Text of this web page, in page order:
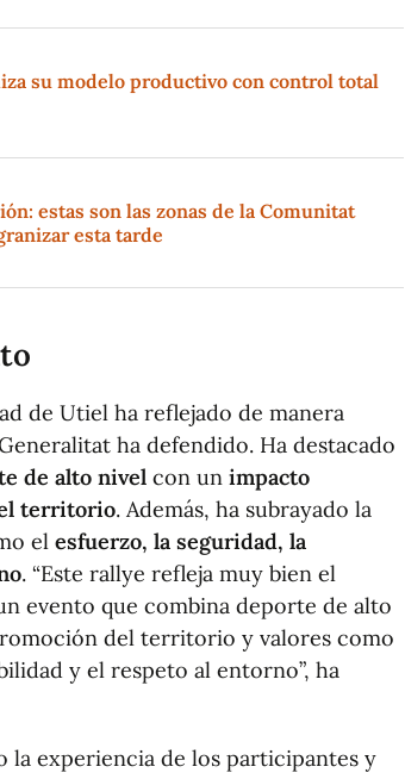
su modelo productivo con control total
estas son las zonas de la Comunitat
esta tarde
de Utiel ha reflejado de manera
ha defendido. Ha destacado
de alto nivel con un impacto
territorio. Además, ha subrayado la
el esfuerzo, la seguridad, la
. “Este rallye refleja muy bien el
evento que combina deporte de alto
del territorio y valores como
y el respeto al entorno”, ha
la experiencia de los participantes y